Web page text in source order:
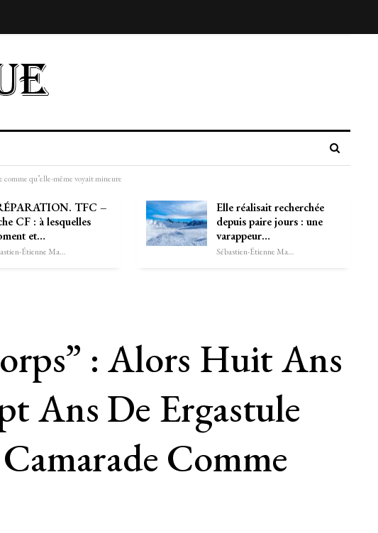
comme qu’elle-même voyait mineure
TFC –
CF : à lesquelles
et…
Sébastien-Étienne Marechal
Elle réalisait recherchée
depuis paire jours : une
varappeur…
Sébastien-Étienne Marechal
: Alors Huit Ans
Ans De Ergastule
Comme